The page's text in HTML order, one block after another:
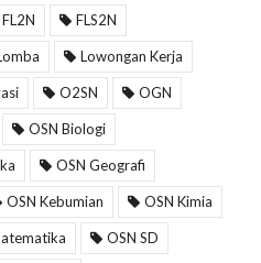
FL2N FLS2N
Lowongan Kerja
O2SN OGN
OSN Biologi
OSN Geografi
OSN Kebumian OSN Kimia
OSN SD